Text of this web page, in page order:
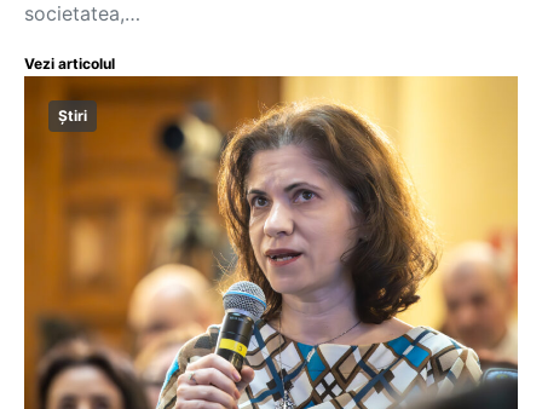
societatea,…
Vezi articolul
Știri